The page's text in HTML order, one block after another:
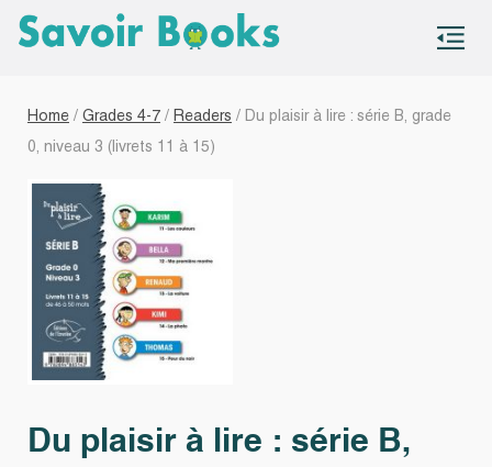
Home / Grades 4-7 / Readers / Du plaisir à lire : série B, grade
0, niveau 3 (livrets 11 à 15)
Du plaisir à lire : série B,